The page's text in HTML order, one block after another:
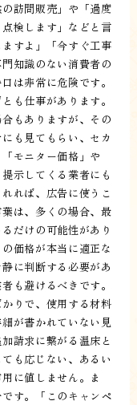
訪問販売」や「過度
検します」などと言
すよ」「今すぐ工事
知識のない消費者の
は非常に危険です。
も仕事があります。
もありますが、その
も見てもらい、セカ
モニター価格」や
示してくる業者にも
れば、広告に使うこ
は、多くの場合、最
だけの可能性があり
価格が本当に適正な
に判断する必要があ
も避けるべきです。
りで、使用する材料
が書かれていない見
請求に繋がる温床と
も応じない、あるい
に値しません。ま
す。「このキャンペ